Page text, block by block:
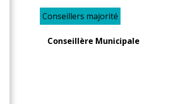
Conseillers majorité
Conseillère Municipale